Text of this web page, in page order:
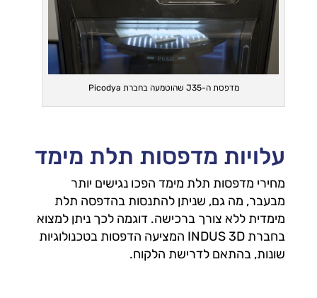
מדפסת ה-J35 שהוטמעה בחברת Picodya
עלויות מדפסות תלת מימד
מחירי מדפסות תלת מימד הפכו נגישים יותר
מבעבר, מה גם, שניתן להתנסות בהדפסה תלת
מימדית ללא צורך ברכישה. דוגמה לכך ניתן למצוא
בחברת INDUS 3D המציעה הדפסות בטכנולוגיות
שונות, בהתאם לדרישת הלקוח.